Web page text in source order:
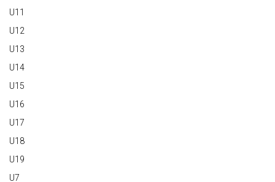
U11
U12
U13
U14
U15
U16
U17
U18
U19
U7